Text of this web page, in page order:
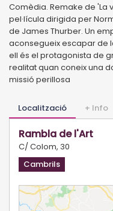
Comèdia. Remake de 'La
pel·lícula dirigida per
de James Thurber. Un
aconsegueix escapar de
ell és el protagonista de
realitat quan coneix una
missió perillosa
Localització + Info
Rambla de l'Art
C/ Colom, 30
Cambrils